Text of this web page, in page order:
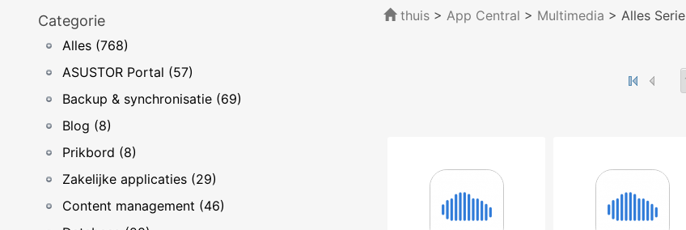
Categorie
Alles (768)
ASUSTOR Portal (57)
Backup & synchronisatie (69)
Blog (8)
Prikbord (8)
Zakelijke applicaties (29)
Content management (46)
thuis> App Central > Multimedia > Alles Serie